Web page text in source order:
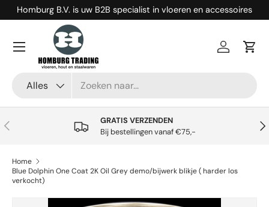
Ga naar inhoud
Homburg B.V. is uw B2B specialist in vloeren en accessoires
Alles
Inloggen
Menu
Vorige
GRATIS VERZENDEN
Bij bestellingen vanaf €75,-
Home
Blue Dolphin One Coat 2K Oil Grey demo/bijwerk blikje ( harder los
verkocht)